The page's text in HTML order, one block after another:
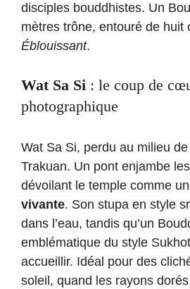
disciples bouddhistes. Un
mètres trône, entouré de huit
Éblouissant.
Wat Sa Si : le coup de
photographique
Wat Sa Si, perdu au milieu de
Trakuan. Un pont enjambe
dévoilant le temple comme
vivante. Son stupa en style
dans l’eau, tandis qu’un
emblématique du style
accueillir. Idéal pour des
soleil, quand les rayons dorés